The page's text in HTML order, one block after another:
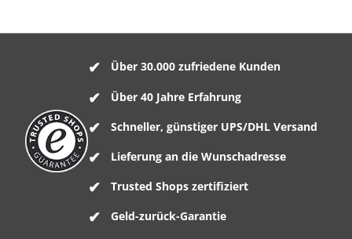
Über 30.000 zufriedene Kunden
Über 40 Jahre Erfahrung
Schneller, günstiger UPS/DHL Versand
Lieferung an die Wunschadresse
Trusted Shops zertifiziert
Geld-zurück-Garantie